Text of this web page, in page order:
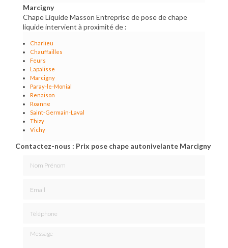
Marcigny
Chape Liquide Masson Entreprise de pose de chape
liquide intervient à proximité de :
Charlieu
Chauffailles
Feurs
Lapalisse
Marcigny
Paray-le-Monial
Renaison
Roanne
Saint-Germain-Laval
Thizy
Vichy
Contactez-nous : Prix pose chape autonivelante Marcigny
Message